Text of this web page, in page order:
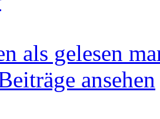
als gelesen
ansehen